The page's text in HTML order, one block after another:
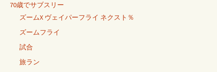
70歳でサブスリー
ズームX ヴェイパーフライ ネクスト％
ズームフライ
試合
旅ラン